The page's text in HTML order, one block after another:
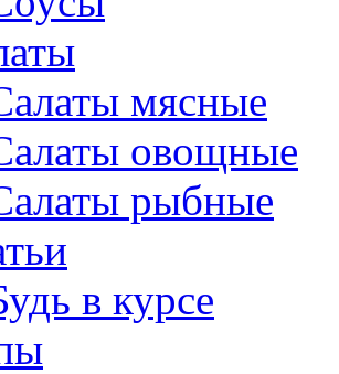
мясные
овощные
рыбные
в курсе